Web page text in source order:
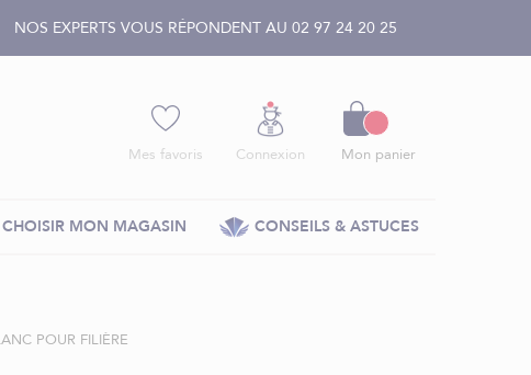
NOS EXPERTS VOUS RÉPONDENT AU 02 97 24 20 25
Mes favoris Connexion Mon panier
CONSEILS & ASTUCES
CHOISIR MON MAGASIN
POUR FILIÈRE